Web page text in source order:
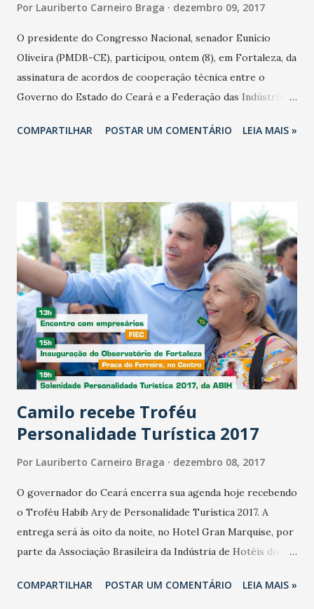
Por Lauriberto Carneiro Braga dezembro 09, 2017
O presidente do Congresso Nacional, senador Eunício
Oliveira (PMDB-CE), participou, ontem (8), em Fortaleza, da
assinatura de acordos de cooperação técnica entre o
Governo do Estado do Ceará e a Federação das Indústrias
oferecido pela Fiec, formam firmados compromissos por
Eunício, fazer o País voltar a crescer e gerar oportunidade
para as pessoas é uma das duas prioridades do Congresso
Nacional. A outra, é segurança pública. “Temos duas pautas
prioritárias no Congresso. A primeira é uma pauta de
segurança pública, com mais de 20 projetos. A segunda é a
questão da microeconomia, onde está geração de emprego
e renda, com oportunidade para as pessoas. Não são temas
corporativos. Vou pautar os projetos que sejam de
interesse da sociedade”, pontuou ele, ao des...
COMPARTILHAR POSTAR UM COMENTÁRIO LEIA MAIS »
Camilo recebe Troféu
Personalidade Turística 2017
Por Lauriberto Carneiro Braga dezembro 08, 2017
O governador do Ceará encerra sua agenda hoje recebendo
o Troféu Habib Ary de Personalidade Turística 2017. A
entrega será às oito da noite, no Hotel Gran Marquise, por
parte da Associação Brasileira da Indústria de Hotéis do
uma homenagem que a ABIH-CE, vem prestando durante ao
COMPARTILHAR POSTAR UM COMENTÁRIO LEIA MAIS »